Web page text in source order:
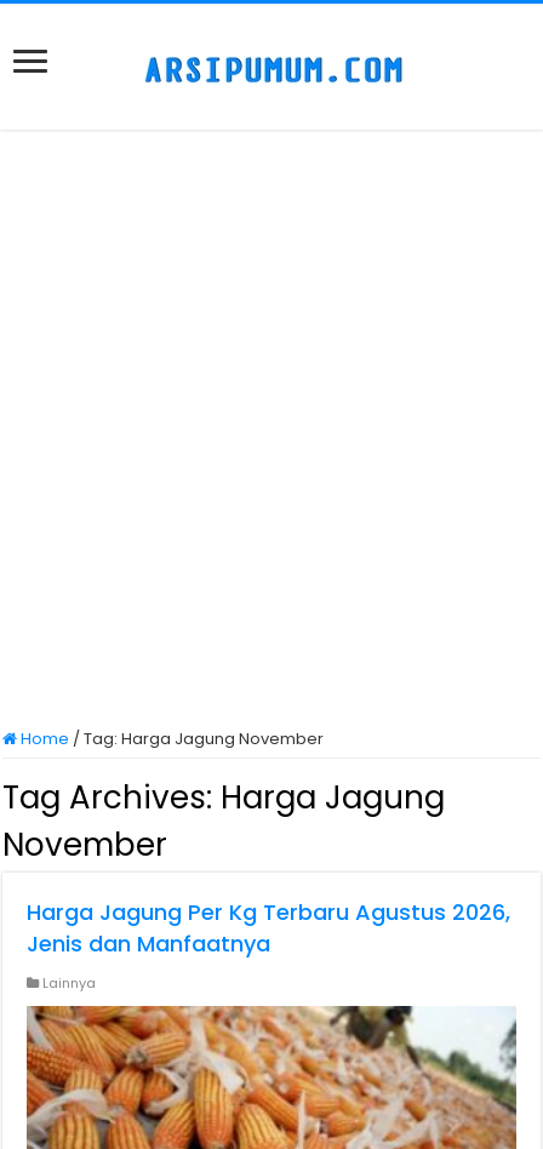
Home /Tag:Harga Jagung November
Tag Archives: Harga Jagung
November
Harga Jagung Per Kg Terbaru Agustus 2026,
Jenis dan Manfaatnya
Lainnya